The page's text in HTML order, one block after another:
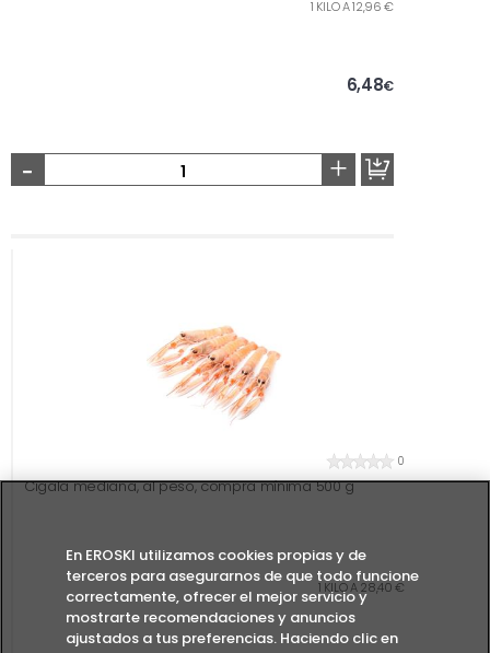
1 KILO A 12,96 €
6,48€
- +
0
Cigala mediana, al peso, compra mínima 500 g
1 KILO A 28,40 €
En EROSKI utilizamos cookies propias y de
terceros para asegurarnos de que todo funcione
correctamente, ofrecer el mejor servicio y
mostrarte recomendaciones y anuncios
ajustados a tus preferencias. Haciendo clic en